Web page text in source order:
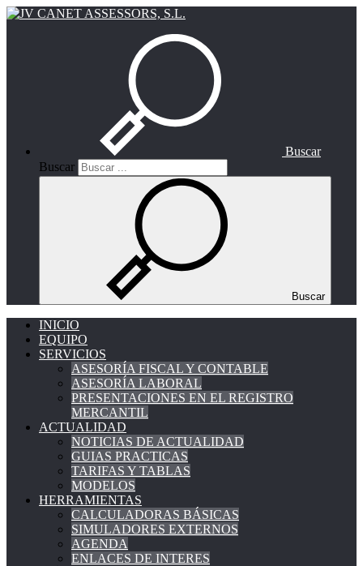
Buscar
Buscar
Buscar
INICIO
EQUIPO
SERVICIOS
ASESORÍA FISCAL Y CONTABLE
ASESORÍA LABORAL
PRESENTACIONES EN EL REGISTRO
MERCANTIL
ACTUALIDAD
NOTICIAS DE ACTUALIDAD
GUIAS PRACTICAS
TARIFAS Y TABLAS
MODELOS
HERRAMIENTAS
CALCULADORAS BÁSICAS
SIMULADORES EXTERNOS
AGENDA
ENLACES DE INTERES